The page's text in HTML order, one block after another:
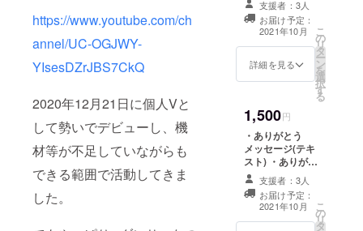
https://www.youtube.com/ch
annel/UC-OGJWY-
YIsesDZrJBS7CkQ
2020年12月21日に個人Vと
して勢いでデビューし、機
材等が不足していながらも
できる範囲で活動してきま
した。
ケース エンディ
ングにてお名前
記載 (備考欄に記
載して欲しいお
名前をご記入く
ショーケース 入
場チケット (概要
欄にVRChat
ユーザーIDをご
記入ください。)
支援者：3人
お届け予定：
2021年10月
詳細を見る
こ
の
リ
タ
ー
ン
を
選
択
す
る
1,500円
・ありがとう
メッセージ(テキ
スト) ・ありがと
うメッセージ
(ムービー) ・フ
ルトラデビュー
ショーケース エ
ンディングにて
支援者：3人
お届け予定：
2021年10月
こ
の
リ
タ